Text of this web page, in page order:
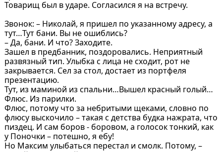
Товарищ был в ударе. Согласился я на встречу.
Звонок: – Николай, я пришел по указанному адресу, а
тут…Тут бани. Вы не ошиблись?
– Да, бани. И что? Заходите.
Зашел в предбанник, поздоровались. Неприятный
развязный тип. Улыбка с лица не сходит, рот не
закрывается. Сел за стол, достает из портфеля
презентацию.
Тут, из маминой из спальни…Вышел красный голый…
Флюс. Из парилки.
Флюс, потому что за небритыми щеками, словно по
флюсу выскочило – такая с детства будка нажрата, что
пиздец. И сам боров - боровом, а голосок тонкий, как
у Поночки – потешно, я ебу!
Но Максим улыбаться перестал и смолк. Потому, –